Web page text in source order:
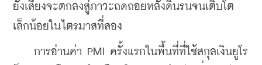
ยังเสี่ยงจะตกลงสู่ภาวะถดถอยหลังดิ้นรนจนเติบโต
เล็กน้อยในไตรมาสที่สอง
การอ่านค่า PMI ครั้งแรกในพื้นที่ที่ใช้สกุลเงินยูโร